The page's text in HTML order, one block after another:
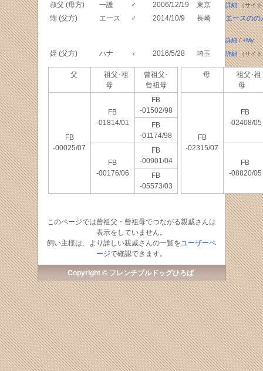
叔父 (母方) 一護 ♂ 2006/12/19 東京 詳細（サイト
甥 (父方) エース ♂ 2014/10/9 長崎 エースのの
詳細/+My
姪 (父方) ハナ ♀ 2016/5/28 埼玉 詳細（サイト
父
祖父･祖
母
曾祖父･
曾祖母
FB
-00025/07
FB
-01814/01
FB
-01502/98
FB
-01174/98
FB
-00176/06
FB
-00901/04
FB
-05573/03
母
祖父･祖
母
FB
-02315/07
FB
-02408/05
FB
-08820/05
このページでは曾祖父・曾祖母でつながる親戚さんは
表示をしていません。
飼い主様は、より詳しい親戚さんの一覧をユーザーペ
ージで確認できます。
Copyright © フレンチブルドッグひろば